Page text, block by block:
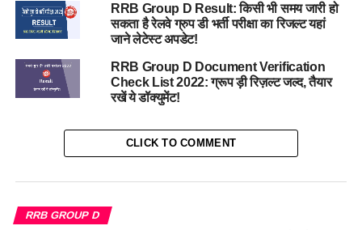
RRB Group D Result: किसी भी समय जारी हो
सकता है रेलवे ग्रुप डी भर्ती परीक्षा का रिजल्ट यहां
जाने लेटेस्ट अपडेट!
RRB Group D Document Verification
Check List 2022: ग्रूप ड़ी रिज़ल्ट जल्द, तैयार
रखें ये डॉक्युमेंट!
CLICK TO COMMENT
RRB GROUP D